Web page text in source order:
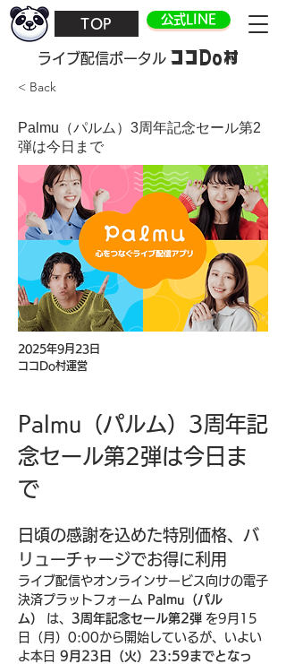
TOP 公式LINE
​ライブ配信ポータル ココDo村
< Back
Palmu（パルム）3周年記念セール第2
弾は今日まで
2025年9月23日
ココDo村運営
Palmu（パルム）3周年記
念セール第2弾は今日ま
で
日頃の感謝を込めた特別価格、バ
リューチャージでお得に利用
ライブ配信やオンラインサービス向けの電子
決済プラットフォーム
Palmu（パル
ム）
は、 3周年記念セール第2弾 を9月15
日（月）0:00から開始しているが、いよい
よ本日 9月23日（火）23:59までとなっ